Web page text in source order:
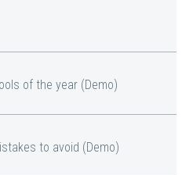
of the year (Demo)
to avoid (Demo)